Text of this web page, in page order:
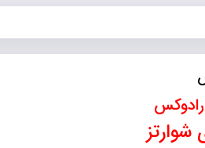
شوارتز